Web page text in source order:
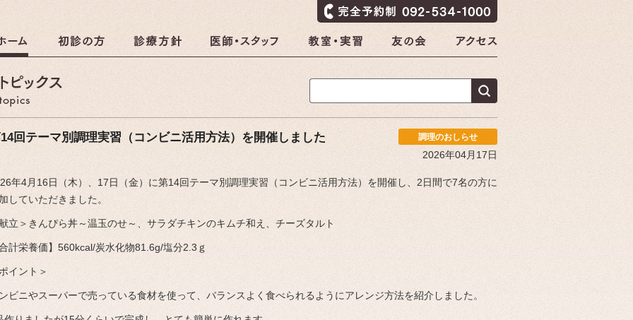
らせ
回テーマ別調理実習（コンビニ活用方法）を開催しました 調理のおしらせ
2026年04月17日
年4月16日（木）、17日（金）に第14回テーマ別調理実習（コンビニ活用方法）を開催し、2日間で7名の方に
していただきました。
立＞きんぴら丼～温玉のせ～、サラダチキンのキムチ和え、チーズタルト
計栄養価】560kcal/炭水化物81.6g/塩分2.3ｇ
イント＞
ビニやスーパーで売っている食材を使って、バランスよく食べられるようにアレンジ方法を紹介しました。